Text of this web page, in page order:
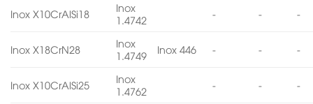
Inox X10CrAlSi18
Inox
1.4742
- - -
Inox X18CrN28
Inox
1.4749
Inox 446 - - -
Inox X10CrAlSi25
Inox
1.4762
- - -